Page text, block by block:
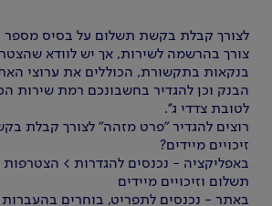
לצורך קבלת בקשת תשלום על בסיס מספר
צורך בהרשמה לשירות, אך יש לוודא
בנקאות בתקשורת, הכוללים את ערוצי
הבנק וכן להגדיר בחשבונכם רמת שירות
לטובת צדדי ג''.
רוצים להגדיר "פרט מזהה" לצורך קבלת
זיכויים מיידים?
באפליקציה - נכנסים להגדרות >
תשלום וזיכויים מיידים
באתר - נכנסים לתפריט, בוחרים בהעברות